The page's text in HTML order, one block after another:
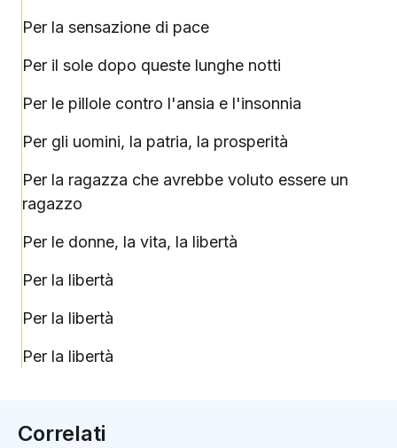
Per la sensazione di pace
Per il sole dopo queste lunghe notti
Per le pillole contro l'ansia e l'insonnia
Per gli uomini, la patria, la prosperità
Per la ragazza che avrebbe voluto essere un
ragazzo
Per le donne, la vita, la libertà
Per la libertà
Per la libertà
Per la libertà
Correlati